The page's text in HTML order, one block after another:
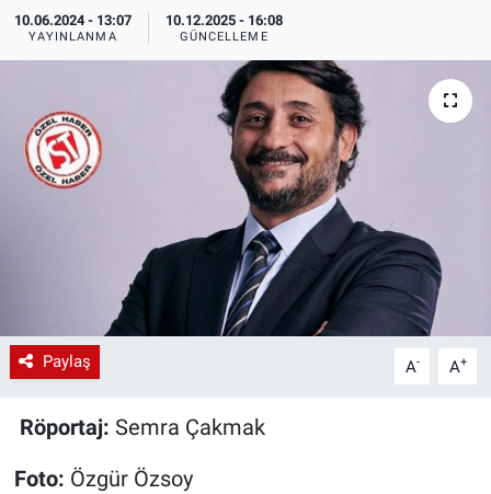
10.06.2024 - 13:07
YAYINLANMA
10.12.2025 - 16:08
GÜNCELLEME
Paylaş A- A+
Röportaj: Semra Çakmak
Foto: Özgür Özsoy